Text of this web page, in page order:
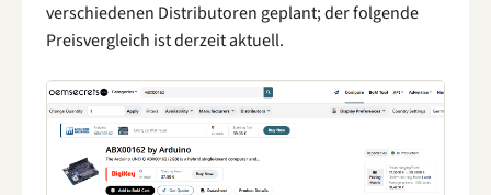
verschiedenen Distributoren geplant; der folgende
Preisvergleich ist derzeit aktuell.